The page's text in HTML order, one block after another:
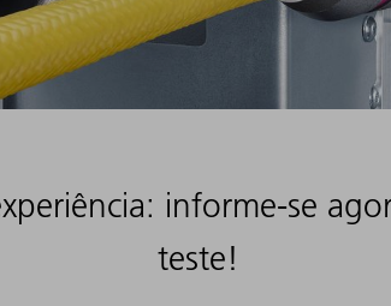
informe-se
teste!